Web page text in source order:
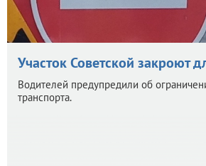
Участок Советской закроют
Водителей предупредили об
транспорта.